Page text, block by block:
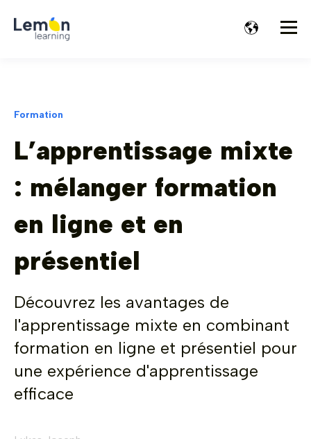
Formation
L’apprentissage mixte
: mélanger formation
en ligne et en
présentiel
Découvrez les avantages de
l'apprentissage mixte en combinant
formation en ligne et présentiel pour
une expérience d'apprentissage
efficace